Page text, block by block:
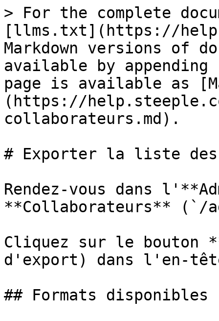
> For the complete
[llms.txt](https://
Markdown versions of
available by
page is available as
(https://
collaborateurs.md).
# Exporter la liste
Rendez-vous dans
**Collaborateurs** (`/
Cliquez sur le bouton
d'export) dans l'en-
## Formats disponibles